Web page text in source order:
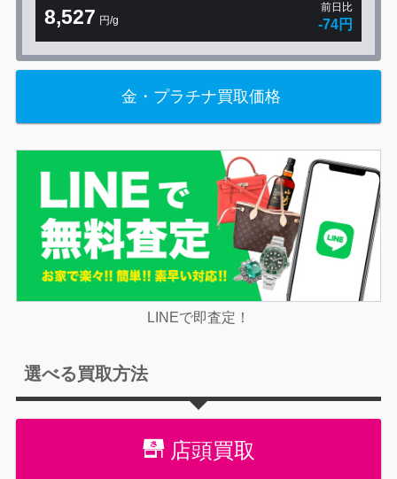
8,527 円/g
前日比
-74円
金・プラチナ買取価格
LINEで即査定！
選べる買取方法
店頭買取